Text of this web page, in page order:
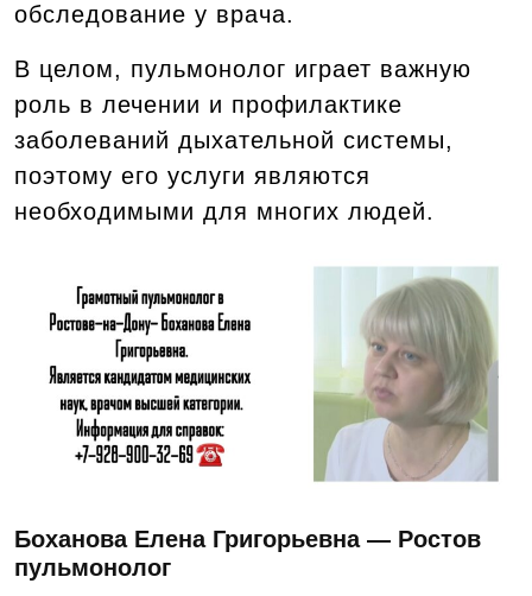
обследование у врача.
В целом, пульмонолог играет важную
роль в лечении и профилактике
заболеваний дыхательной системы,
поэтому его услуги являются
необходимыми для многих людей.
Боханова Елена Григорьевна — Ростов
пульмонолог